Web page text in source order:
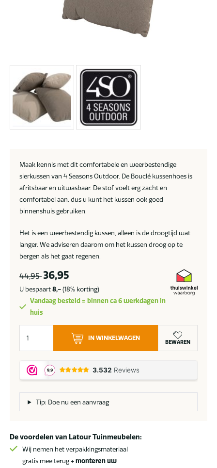
Maak kennis met dit comfortabele en weerbestendige
sierkussen van 4 Seasons Outdoor. De Bouclé kussenhoes is
afritsbaar en uitwasbaar. De stof voelt erg zacht en
comfortabel aan, dus u kunt het kussen ook goed
binnenshuis gebruiken.
Het is een weerbestendig kussen, alleen is de droogtijd wat
langer. We adviseren daarom om het kussen droog op te
bergen als het gaat regenen.
44,95 36,95
U bespaart8,-(18% korting)
Vandaag besteld = binnen ca 6 werkdagen in
huis
Seasons
Outdoor
Bouclé
Clay
x
cm
aantal
IN WINKELWAGEN
BEWAREN
Tip: Doe nu een aanvraag
De voordelen van Latour Tuinmeubelen:
Wij nemen het verpakkingsmateriaal
gratis mee terug +monteren uw